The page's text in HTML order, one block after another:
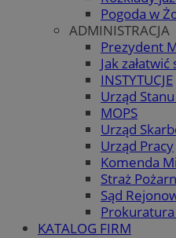
Pogoda w
ADMINISTRACJA
Prezydent
Jak
INSTYTUCJE
Urząd
MOPS
Urząd
Urząd Pracy
Komenda
Straż
Sąd
KATALOG FIRM